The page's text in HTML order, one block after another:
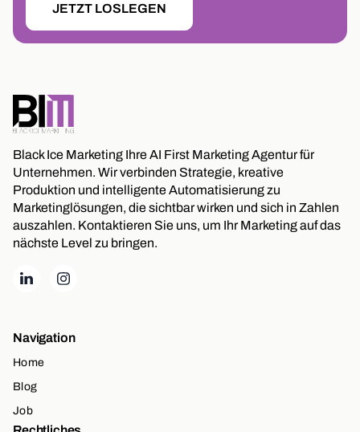
JETZT LOSLEGEN
Black Ice Marketing Ihre AI First Marketing Agentur für
Unternehmen. Wir verbinden Strategie, kreative
Produktion und intelligente Automatisierung zu
Marketinglösungen, die sichtbar wirken und sich in Zahlen
auszahlen. Kontaktieren Sie uns, um Ihr Marketing auf das
nächste Level zu bringen.
Navigation
Home
Blog
Job